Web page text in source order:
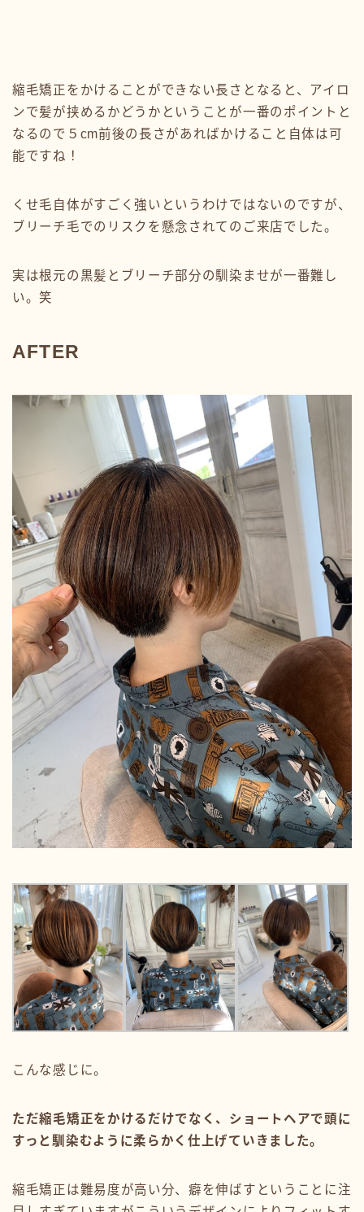
縮毛矯正をかけることができない長さとなると、アイロ
ンで髪が挟めるかどうかということが一番のポイントと
なるので５cm前後の長さがあればかけること自体は可
能ですね！
くせ毛自体がすごく強いというわけではないのですが、
ブリーチ毛でのリスクを懸念されてのご来店でした。
実は根元の黒髪とブリーチ部分の馴染ませが一番難し
い。笑
AFTER
こんな感じに。
ただ縮毛矯正をかけるだけでなく、ショートヘアで頭に
すっと馴染むように柔らかく仕上げていきました。
縮毛矯正は難易度が高い分、癖を伸ばすということに注